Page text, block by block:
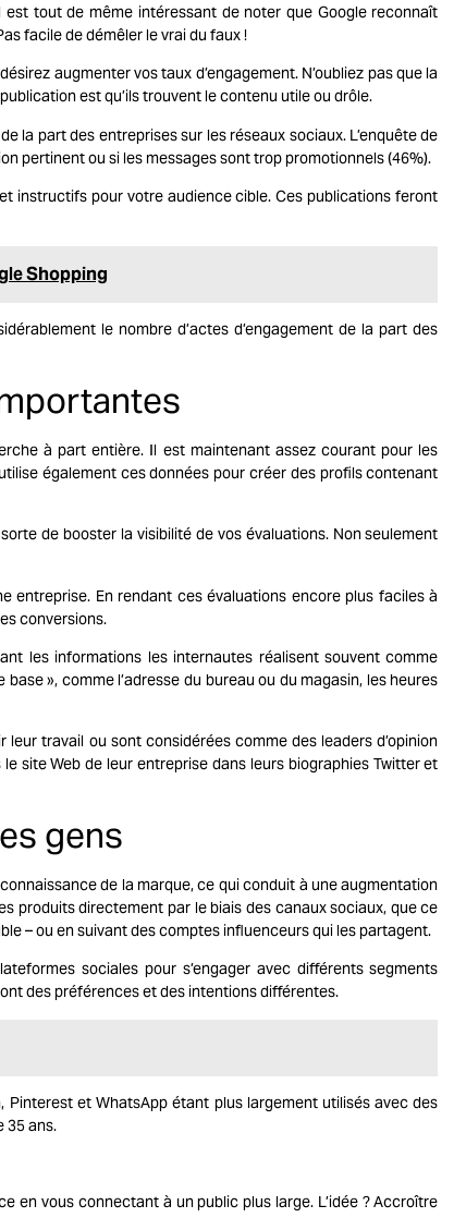
tout de même intéressant de noter que Google reconnaît
facile de démêler le vrai du faux !
augmenter vos taux d’engagement. N’oubliez pas que la
est qu’ils trouvent le contenu utile ou drôle.
la part des entreprises sur les réseaux sociaux. L’enquête de
pertinent ou si les messages sont trop promotionnels (46%).
instructifs pour votre audience cible. Ces publications feront
Shopping
le nombre d’actes d’engagement de la part des
à part entière. Il est maintenant assez courant pour les
également ces données pour créer des profils contenant
de booster la visibilité de vos évaluations. Non seulement
entreprise. En rendant ces évaluations encore plus faciles à
conversions.
les informations les internautes réalisent souvent comme
», comme l’adresse du bureau ou du magasin, les heures
travail ou sont considérées comme des leaders d’opinion
site Web de leur entreprise dans leurs biographies Twitter et
gens
de la marque, ce qui conduit à une augmentation
produits directement par le biais des canaux sociaux, que ce
– ou en suivant des comptes influenceurs qui les partagent.
sociales pour s’engager avec différents segments
des préférences et des intentions différentes.
Pinterest et WhatsApp étant plus largement utilisés avec des
35 ans.
en vous connectant à un public plus large. L’idée ? Accroître